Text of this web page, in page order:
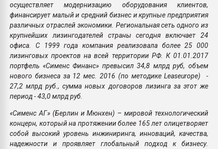
осуществляет модернизацию оборудования клиентов,
финансирует малый и средний бизнес и крупные предприятия
различных отраслей экономики. Региональная сеть одного из
крупнейших лизингодателей страны сегодня включает 24
офиса. С 1999 года компания реализовала более 25 000
лизинговых проектов на всей территории РФ. К 01.01.2017
портфель «Сименс Финанс» превысил 34,8 млрд руб, объем
нового бизнеса за 12 мес. 2016 (по методике Leaseurope) -
27,2 млрд руб., сумма новых договоров лизинга за этот же
период - 43,0 млрд руб.
«Сименс АГ» (Берлин и Мюнхен) – мировой технологический
концерн, который на протяжении более 165 лет олицетворяет
собой высокий уровень инжиниринга, инноваций, качества,
надежности и проявляет глобальный подход к бизнесу.